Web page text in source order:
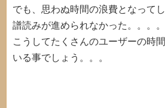
でも、思わぬ時間の浪費となって
譜読みが進められなかった。。。。
こうしてたくさんのユーザーの時
いる事でしょう。。。